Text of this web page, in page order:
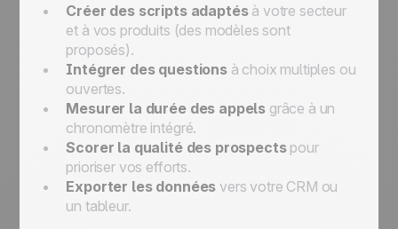
Créer des scripts adaptésà votre secteur
et à vos produits (des modèles sont
proposés).
Intégrer des questionsà choix multiples ou
ouvertes.
Mesurer la durée des appels grâce à un
chronomètre intégré.
Scorer la qualité des prospectspour
prioriser vos efforts.
Exporter les données vers votre CRM ou
un tableur.